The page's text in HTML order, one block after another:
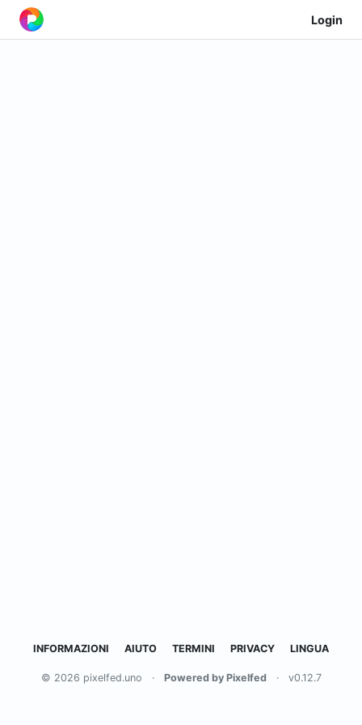
Login
INFORMAZIONI AIUTO TERMINI PRIVACY LINGUA
© 2026 pixelfed.uno · Powered by Pixelfed · v0.12.7